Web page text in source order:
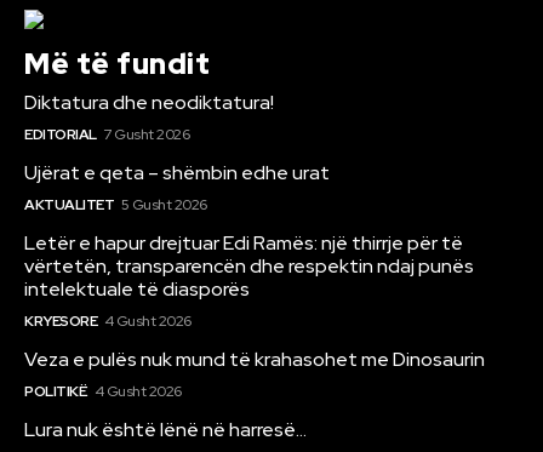
Më të fundit
Diktatura dhe neodiktatura!
EDITORIAL 7 Gusht 2026
Ujërat e qeta – shëmbin edhe urat
AKTUALITET 5 Gusht 2026
Letër e hapur drejtuar Edi Ramës: një thirrje për të
vërtetën, transparencën dhe respektin ndaj punës
intelektuale të diasporës
KRYESORE 4 Gusht 2026
Veza e pulës nuk mund të krahasohet me Dinosaurin
POLITIKË 4 Gusht 2026
Lura nuk është lënë në harresë…